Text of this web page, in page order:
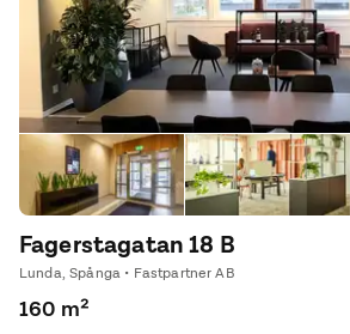
Fagerstagatan 18 B
Lunda, Spånga • Fastpartner AB
160 m²